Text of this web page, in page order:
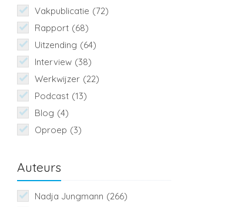
Vakpublicatie (72)
Rapport (68)
Uitzending (64)
Interview (38)
Werkwijzer (22)
Podcast (13)
Blog (4)
Oproep (3)
Auteurs
Nadja Jungmann (266)